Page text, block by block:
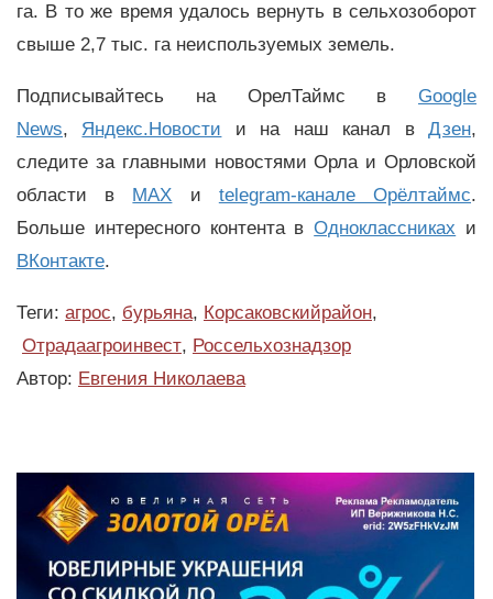
га. В то же время удалось вернуть в сельхозоборот
свыше 2,7 тыс. га неиспользуемых земель.
Подписывайтесь на ОрелТаймс в Google
News, Яндекс.Новости и на наш канал вДзен,
следите за главными новостями Орла и Орловской
области в MAX и telegram-канале Орёлтаймс.
Больше интересного контента вОдноклассниках и
ВКонтакте.
Теги: агрос, бурьяна, Корсаковскийрайон,
Отрадаагроинвест, Россельхознадзор
Автор: Евгения Николаева